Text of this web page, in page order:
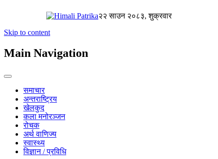
२२ साउन २०८३, शुक्रवार
Skip to content
Main Navigation
समाचार
अन्तराष्ट्रिय
खेलकुद
कला मनोरञ्जन
रोचक
अर्थ वाणिज्य
स्वास्थ्य
विज्ञान / प्रविधि